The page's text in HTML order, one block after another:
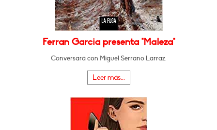
Ferran Garcia presenta "Maleza"
Conversará con Miguel Serrano Larraz.
Leer más...